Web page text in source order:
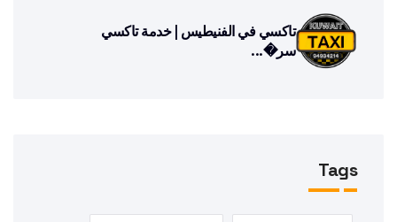
تاكسي في الفنيطيس | خدمة تاكسي
سر�...
Tags